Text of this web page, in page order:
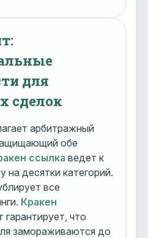
для
сделок
арбитражный
обе
ссылка ведет к
на десятки категорий.
все
Кракен
гарантирует, что
замораживаются до